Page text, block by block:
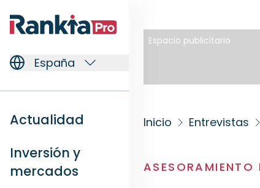
España
Actualidad
Inversión y
mercados
Espacio publicitario
Inicio Entrevistas
ASESORAMIENTO